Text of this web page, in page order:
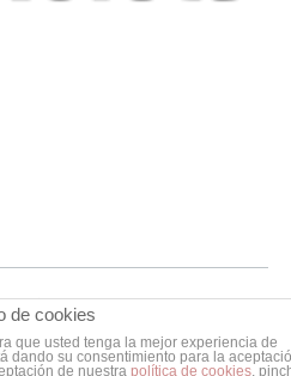
Política de Cookies
Okelak
de cookies
que usted tenga la mejor experiencia de
dando su consentimiento para la
de nuestra política de cookies,